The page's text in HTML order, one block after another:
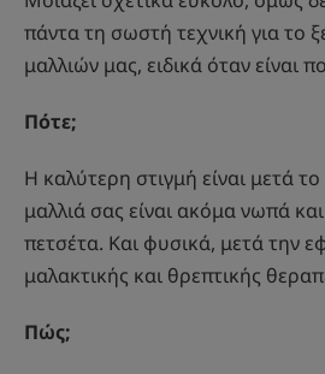
πάντα τη σωστή τεχνική για το
μαλλιών μας, ειδικά όταν είναι
Πότε;
Η καλύτερη στιγμή είναι μετά
μαλλιά σας είναι ακόμα νωπά
πετσέτα. Και φυσικά, μετά την
μαλακτικής και θρεπτικής
Πώς;